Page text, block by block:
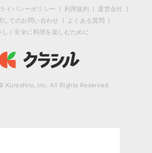
イバシーポリシー 利用規約
運営会社
してのお問い合わせ
よくある質問
しく安全に料理を楽しむために
Kurashiru, Inc. All Rights Reserved.